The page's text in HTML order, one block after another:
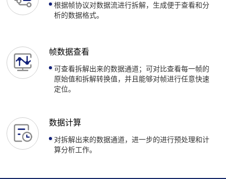
根据帧协议对数据流进行拆解，生成便于查看和分
析的数据格式。
帧数据查看
可查看拆解出来的数据通道；可对比查看每一帧的
原始值和拆解转换值，并且能够对帧进行任意快速
定位。
数据计算
对拆解出来的数据通道，进一步的进行预处理和计
算分析工作。